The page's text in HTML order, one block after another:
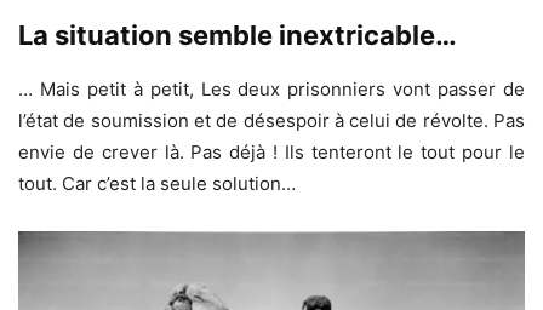
La situation semble inextricable…
… Mais petit à petit, Les deux prisonniers vont passer de
l’état de soumission et de désespoir à celui de révolte. Pas
envie de crever là. Pas déjà ! Ils tenteront le tout pour le
tout. Car c’est la seule solution…